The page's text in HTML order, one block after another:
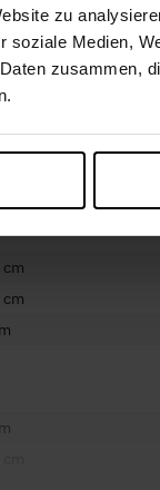
zu
soziale Medien,
zusammen,
nicht